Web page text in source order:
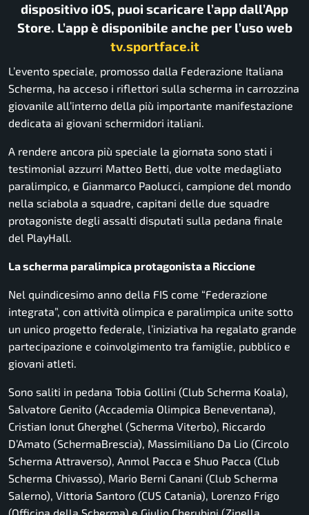
dispositivo iOS, puoi scaricare l’app dall’App
Store. L’app è disponibile anche per l’uso web
tv.sportface.it
L’evento speciale, promosso dalla Federazione Italiana
Scherma, ha acceso i riflettori sulla scherma in carrozzina
giovanile all’interno della più importante manifestazione
dedicata ai giovani schermidori italiani.
A rendere ancora più speciale la giornata sono stati i
testimonial azzurri Matteo Betti, due volte medagliato
paralimpico, e Gianmarco Paolucci, campione del mondo
nella sciabola a squadre, capitani delle due squadre
protagoniste degli assalti disputati sulla pedana finale
del PlayHall.
La scherma paralimpica protagonista a Riccione
Nel quindicesimo anno della FIS come “Federazione
integrata”, con attività olimpica e paralimpica unite sotto
un unico progetto federale, l’iniziativa ha regalato grande
partecipazione e coinvolgimento tra famiglie, pubblico e
giovani atleti.
Sono saliti in pedana Tobia Gollini (Club Scherma Koala),
Salvatore Genito (Accademia Olimpica Beneventana),
Cristian Ionut Gherghel (Scherma Viterbo), Riccardo
D’Amato (SchermaBrescia), Massimiliano Da Lio (Circolo
Scherma Attraverso), Anmol Pacca e Shuo Pacca (Club
Scherma Chivasso), Mario Berni Canani (Club Scherma
Salerno), Vittoria Santoro (CUS Catania), Lorenzo Frigo